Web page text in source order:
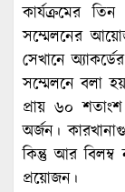
কার্যক্রমের
সম্মেলনের
সেখানে
সম্মেলনে বলা
প্রায় ৬০
অর্জন।
কিন্তু আর
প্রয়োজন।